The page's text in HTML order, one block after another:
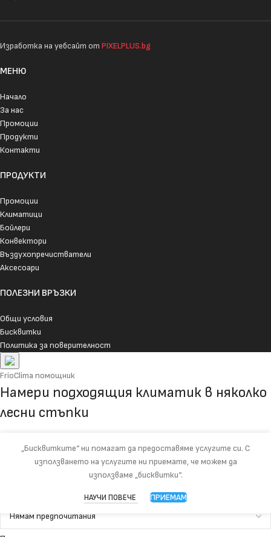
Изработка на уебсайт от PIXELPLUS.bg
МЕНЮ
Начало
За нас
Промоции
Продукти
Контакти
ПРОДУКТИ
Промоции
Климатици
Бойлери
Конвектори
Въздухопречистватели
Аксесоари
ПОЛЕЗНИ ВРЪЗКИ
Общи условия
Бисквитки
Политика за поверителност
„Бисквитките“ ни помагат да предоставяме услугите си. С
използването на услугите ни приемате, че можем да
използваме „бисквитки“.
НАУЧИ ПОВЕЧЕ ПРИЕМАМ
FrioClima помощник
Намери подходящия климатик в няколко
лесни стъпки
подходящите модели.